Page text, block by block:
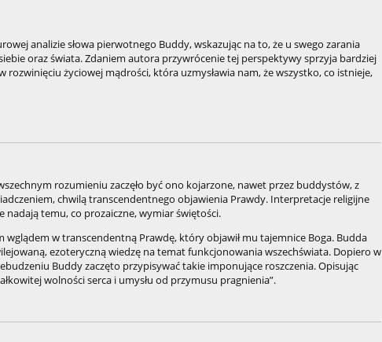
analizie słowa pierwotnego Buddy, wskazując na to, że u swego zarania
oraz świata. Zdaniem autora przywrócenie tej perspektywy sprzyja bardziej
życiowej mądrości, która uzmysławia nam, że wszystko, co istnieje,
rozumieniu zaczęło być ono kojarzone, nawet przez buddystów, z
chwilą transcendentnego objawienia Prawdy. Interpretacje religijne
temu, co prozaiczne, wymiar świętości.
wglądem w transcendentną Prawdę, który objawił mu tajemnice Boga. Budda
ezoteryczną wiedzę na temat funkcjonowania wszechświata. Dopiero w
Buddy zaczęto przypisywać takie imponujące roszczenia. Opisując
wolności serca i umysłu od przymusu pragnienia”.